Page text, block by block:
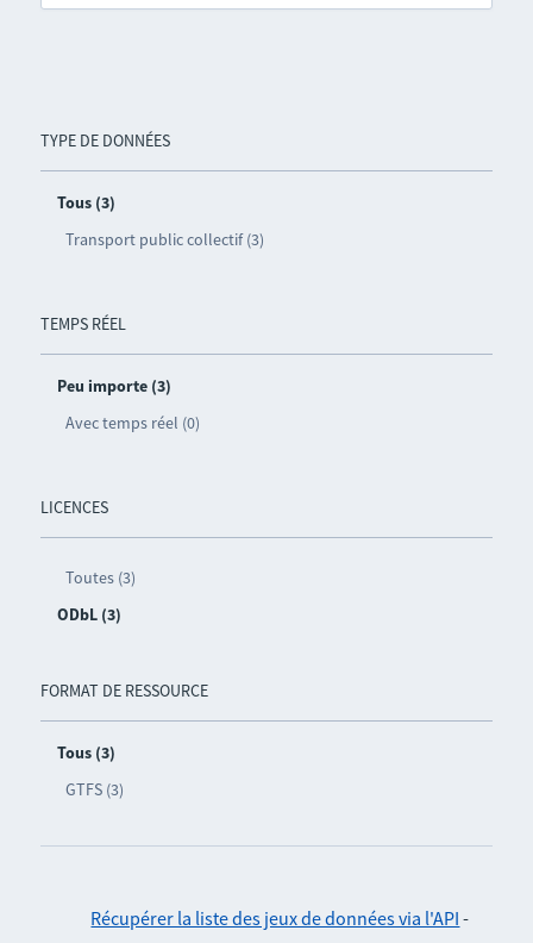
TYPE DE DONNÉES
Tous (3)
Transport public collectif (3)
TEMPS RÉEL
Peu importe (3)
Avec temps réel (0)
LICENCES
Toutes (3)
ODbL (3)
FORMAT DE RESSOURCE
Tous (3)
GTFS (3)
Récupérer la liste des jeux de données via l'API -